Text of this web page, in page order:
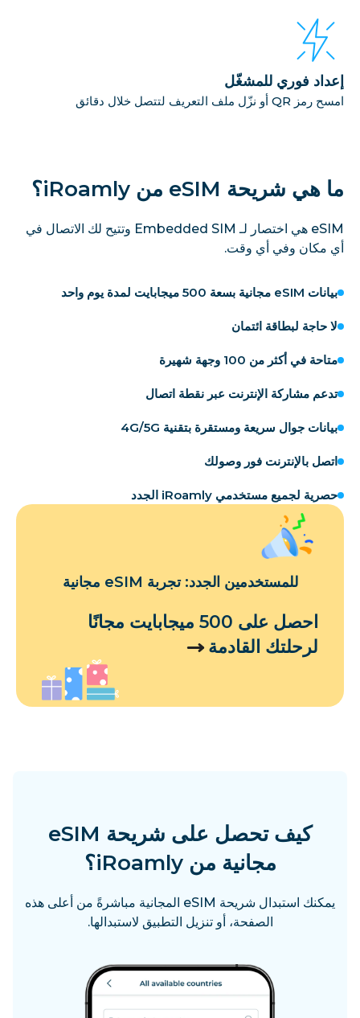
إعداد فوري للمشغّل
امسح رمز QR أو نزّل ملف التعريف لتتصل خلال دقائق
ما هي شريحة eSIM من iRoamly؟
eSIM هي اختصار لـ Embedded SIM وتتيح لك الاتصال في
أي مكان وفي أي وقت.
بيانات eSIM مجانية بسعة 500 ميجابايت لمدة يوم واحد
لا حاجة لبطاقة ائتمان
متاحة في أكثر من 100 وجهة شهيرة
تدعم مشاركة الإنترنت عبر نقطة اتصال
بيانات جوال سريعة ومستقرة بتقنية 4G/5G
اتصل بالإنترنت فور وصولك
حصرية لجميع مستخدمي iRoamly الجدد
للمستخدمين الجدد: تجربة eSIM مجانية
احصل على 500 ميجابايت مجانًا
لرحلتك القادمة
كيف تحصل على شريحة eSIM
مجانية من iRoamly؟
يمكنك استبدال شريحة eSIM المجانية مباشرةً من أعلى هذه
الصفحة، أو تنزيل التطبيق لاستبدالها.